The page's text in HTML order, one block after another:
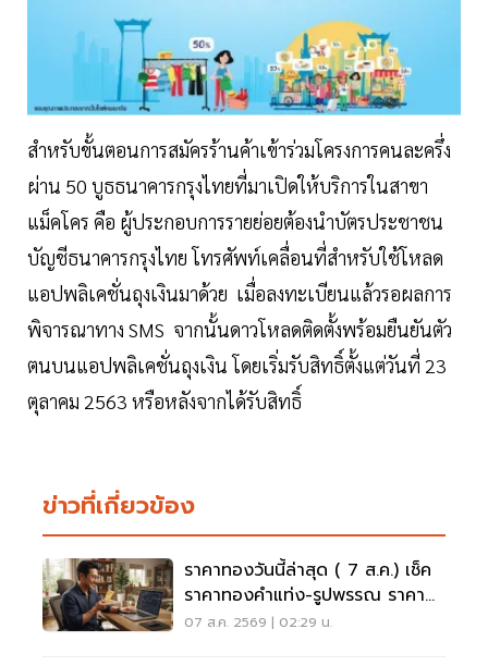
สำหรับขั้นตอนการสมัครร้านค้าเข้าร่วมโครงการคนละครึ่ง
ผ่าน 50 บูธธนาคารกรุงไทยที่มาเปิดให้บริการในสาขา
แม็คโคร คือ ผู้ประกอบการรายย่อยต้องนำบัตรประชาชน
บัญชีธนาคารกรุงไทย โทรศัพท์เคลื่อนที่สำหรับใช้โหลด
แอปพลิเคชั่นถุงเงินมาด้วย เมื่อลงทะเบียนแล้วรอผลการ
พิจารณาทาง SMS จากนั้นดาวโหลดติดตั้งพร้อมยืนยันตัว
ตนบนแอปพลิเคชั่นถุงเงิน โดยเริ่มรับสิทธิ์ตั้งแต่วันที่ 23
ตุลาคม 2563 หรือหลังจากได้รับสิทธิ์
ข่าวที่เกี่ยวข้อง
ราคาทองวันนี้ล่าสุด ( 7 ส.ค.) เช็ค
ราคาทองคำแท่ง-รูปพรรณ ราคา
ขาย - รับซื้อ กี่บาท
07 ส.ค. 2569 | 02:29 น.